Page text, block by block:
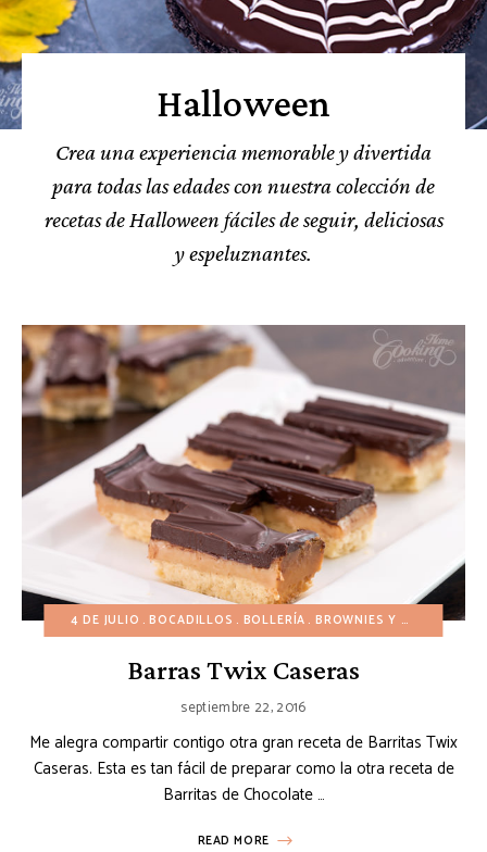
Halloween
Crea una experiencia memorable y divertida
para todas las edades con nuestra colección de
recetas de Halloween fáciles de seguir, deliciosas
y espeluznantes.
4 DE JULIO BOCADILLOS BOLLERÍA BROWNIES Y BARRAS DÍA
Barras Twix Caseras
septiembre 22, 2016
Me alegra compartir contigo otra gran receta de Barritas Twix
Caseras. Esta es tan fácil de preparar como la otra receta de
Barritas de Chocolate …
READ MORE